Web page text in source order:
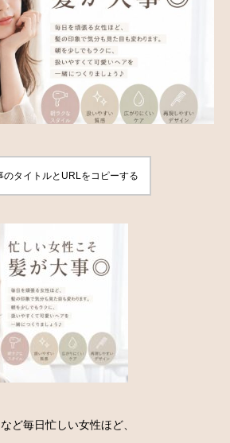
のタイトルとURLをコピーする
ど毎日忙しい女性ほど、